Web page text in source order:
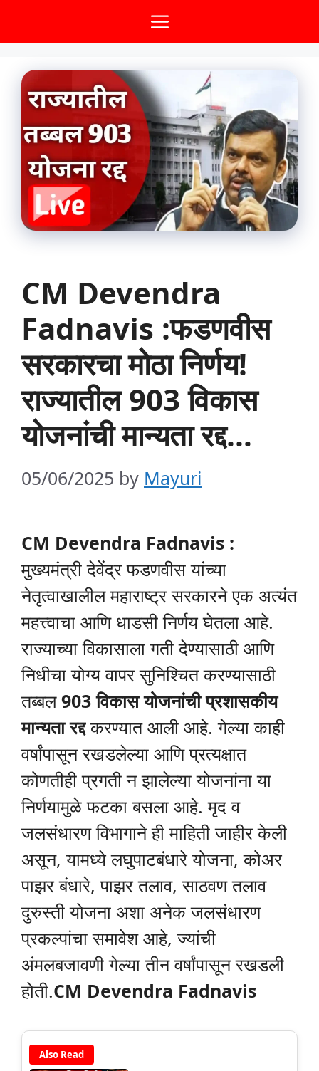
to
content
Menu
CM Devendra
Fadnavis :फडणवीस
सरकारचा मोठा निर्णय!
राज्यातील 903 विकास
योजनांची मान्यता रद्द…
05/06/2025 by Mayuri
CM Devendra Fadnavis :
मुख्यमंत्री देवेंद्र फडणवीस यांच्या
नेतृत्वाखालील महाराष्ट्र सरकारने एक अत्यंत
महत्त्वाचा आणि धाडसी निर्णय घेतला आहे.
राज्याच्या विकासाला गती देण्यासाठी आणि
निधीचा योग्य वापर सुनिश्चित करण्यासाठी
तब्बल903 विकास योजनांची प्रशासकीय
मान्यता रद्दकरण्यात आली आहे. गेल्या काही
वर्षांपासून रखडलेल्या आणि प्रत्यक्षात
कोणतीही प्रगती न झालेल्या योजनांना या
निर्णयामुळे फटका बसला आहे. मृद व
जलसंधारण विभागाने ही माहिती जाहीर केली
असून, यामध्ये लघुपाटबंधारे योजना, कोअर
पाझर बंधारे, पाझर तलाव, साठवण तलाव
दुरुस्ती योजना अशा अनेक जलसंधारण
प्रकल्पांचा समावेश आहे, ज्यांची
अंमलबजावणी गेल्या तीन वर्षांपासून रखडली
होती.CM Devendra Fadnavis
Also Read